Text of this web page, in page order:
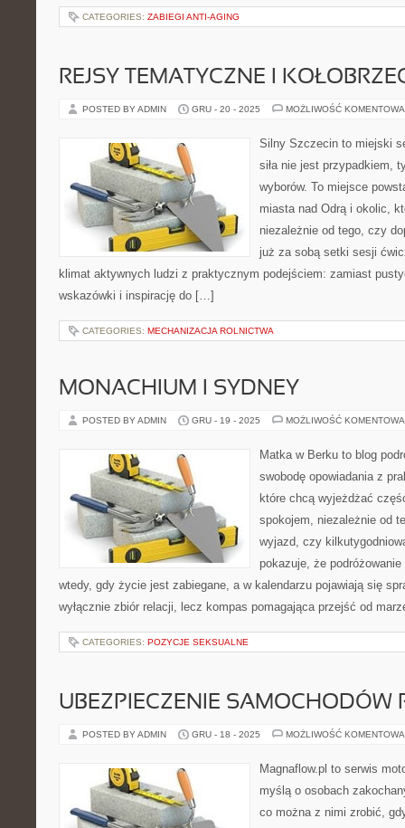
CATEGORIES: ZABIEGI ANTI-AGING
REJSY TEMATYCZNE I
POSTED BY ADMIN GRU - 20 - 2025 MOŻLIWOŚĆ
Silny Szczecin to miejski
siła nie jest przypadkiem,
wyborów. To miejsce
miasta nad Odrą i okolic,
niezależnie od tego, czy
już za sobą setki sesji
klimat aktywnych ludzi z praktycznym podejściem: zamiast
wskazówki i inspirację do […]
CATEGORIES: MECHANIZACJA ROLNICTWA
MONACHIUM I SYDNEY
POSTED BY ADMIN GRU - 19 - 2025 MOŻLIWOŚĆ
Matka w Berku to blog
swobodę opowiadania z
które chcą wyjeżdżać
spokojem, niezależnie od
wyjazd, czy
pokazuje, że
wtedy, gdy życie jest zabiegane, a w kalendarzu pojawiają się
wyłącznie zbiór relacji, lecz kompas pomagająca przejść od
CATEGORIES: POZYCJE SEKSUALNE
UBEZPIECZENIE SAMOCHODÓW
POSTED BY ADMIN GRU - 18 - 2025 MOŻLIWOŚĆ
Magnaflow.pl to serwis
myślą o osobach
co można z nimi zrobić,